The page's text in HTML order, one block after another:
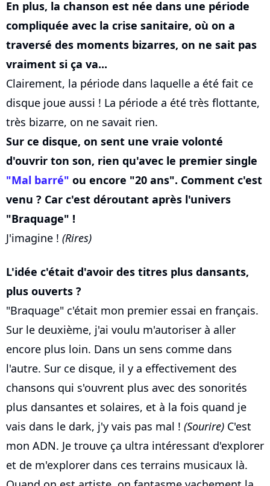
En plus, la chanson est née dans une période
compliquée avec la crise sanitaire, où on a
traversé des moments bizarres, on ne sait pas
vraiment si ça va...
Clairement, la période dans laquelle a été fait ce
disque joue aussi ! La période a été très flottante,
très bizarre, on ne savait rien.
Sur ce disque, on sent une vraie volonté
d'ouvrir ton son, rien qu'avec le premier single
"Mal barré" ou encore "20 ans". Comment c'est
venu ? Car c'est déroutant après l'univers
"Braquage" !
J'imagine ! (Rires)
L'idée c'était d'avoir des titres plus dansants,
plus ouverts ?
"Braquage" c'était mon premier essai en français.
Sur le deuxième, j'ai voulu m'autoriser à aller
encore plus loin. Dans un sens comme dans
l'autre. Sur ce disque, il y a effectivement des
chansons qui s'ouvrent plus avec des sonorités
plus dansantes et solaires, et à la fois quand je
vais dans le dark, j'y vais pas mal ! (Sourire) C'est
mon ADN. Je trouve ça ultra intéressant d'explorer
et de m'explorer dans ces terrains musicaux là.